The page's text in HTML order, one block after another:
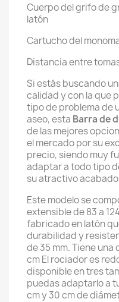
Cuerpo del grifo de
latón
Cartucho del
Distancia entre
Si estás buscando
calidad y con la que
tipo de problema de
aseo, esta Barra de
de las mejores
el mercado por su
precio, siendo muy
adaptar a todo tipo
su atractivo
Este modelo se
extensible de 83 a
fabricado en latón
durabilidad y
de 35 mm. Tiene
cm El rociador es
disponible en tres
puedas adaptarlo a
cm y 30 cm de